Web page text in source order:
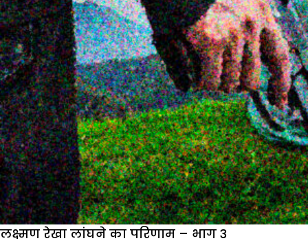
लक्ष्मण रेखा लांघने का परिणाम – भाग 3